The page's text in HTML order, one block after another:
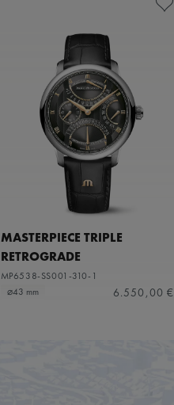
MASTERPIECE TRIPLE
RETROGRADE
MP6538-SS001-310-1
⌀43 mm
6.550,00 €